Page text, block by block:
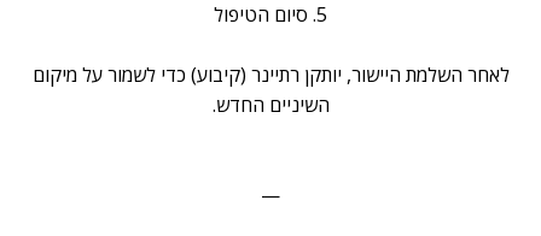
5. סיום הטיפול
לאחר השלמת היישור, יותקן רתיינר (קיבוע) כדי לשמור על מיקום
השיניים החדש.
—